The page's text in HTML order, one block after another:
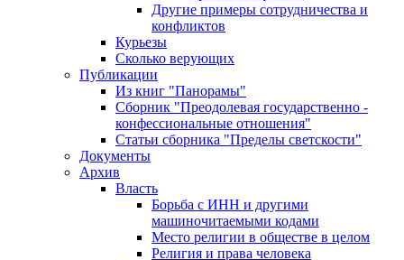
Другие примеры сотрудничества и
конфликтов
Курьезы
Сколько верующих
Публикации
Из книг "Панорамы"
Сборник "Преодолевая государственно -
конфессиональные отношения"
Статьи сборника "Пределы светскости"
Документы
Архив
Власть
Борьба с ИНН и другими
машиночитаемыми кодами
Место религии в обществе в целом
Религия и права человека